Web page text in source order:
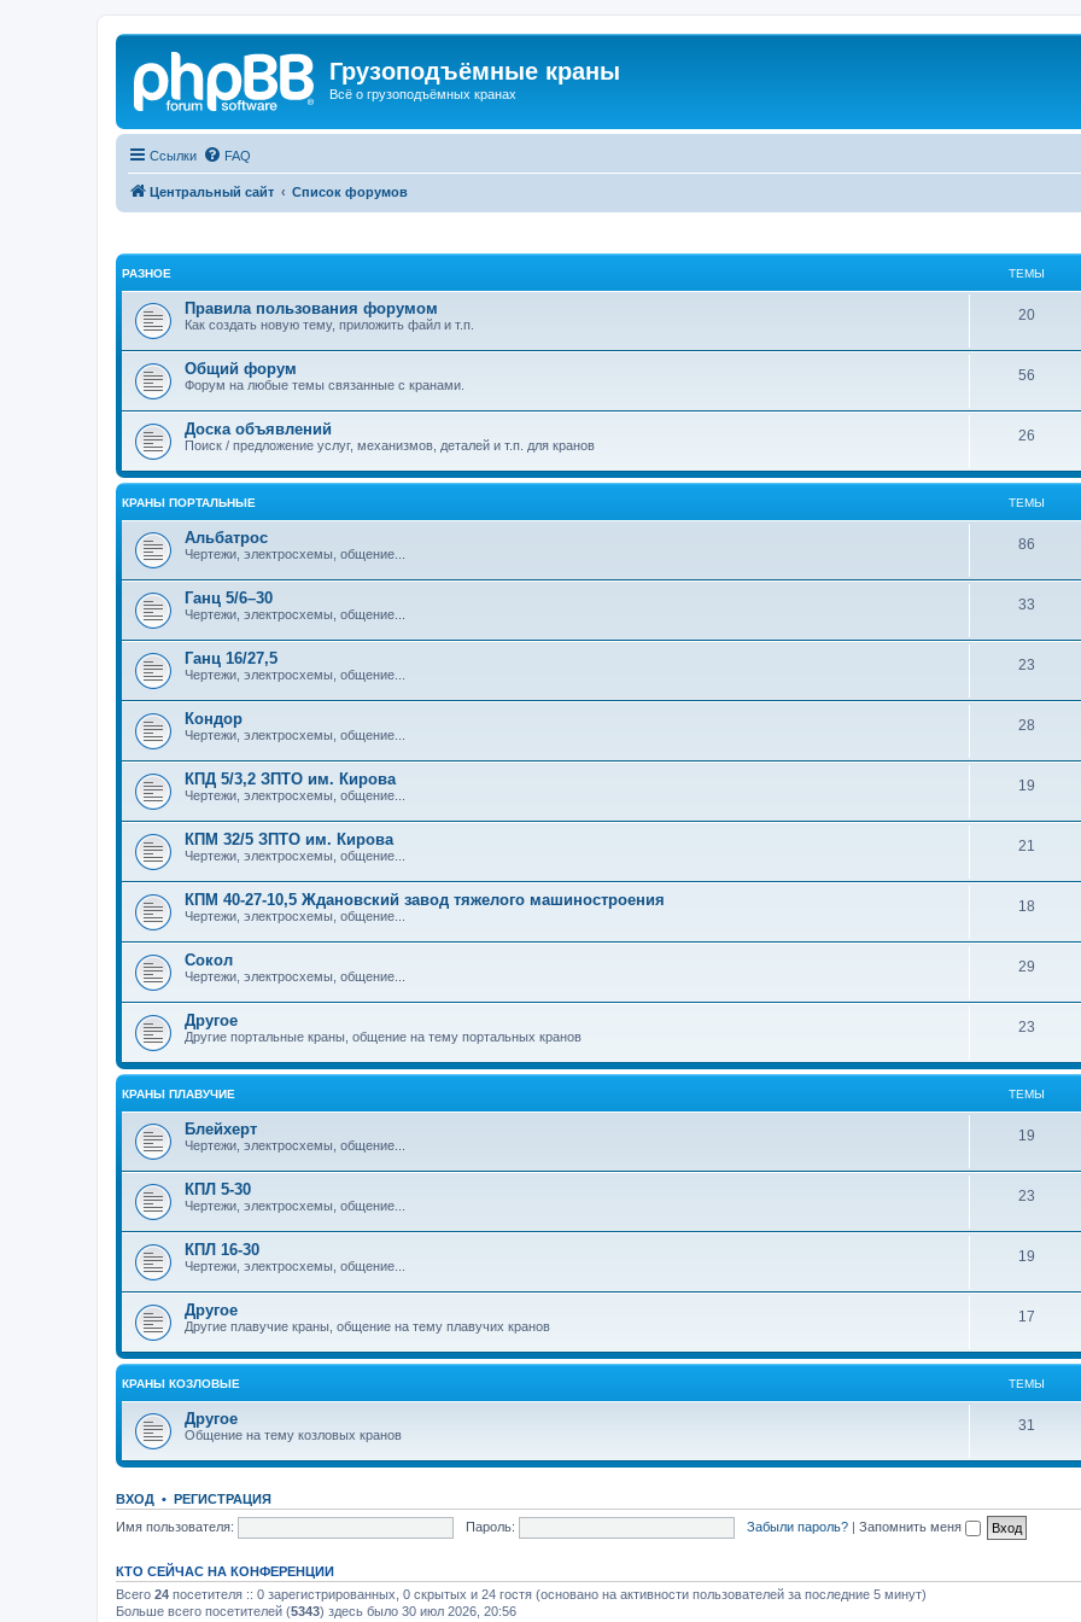
Грузоподъёмные краны
Всё о грузоподъёмных кранах
Ссылки FAQ
Центральный сайт Список форумов
РАЗНОЕ ТЕМЫ
Правила пользования форумом
Как создать новую тему, приложить файл и т.п.
20
Общий форум
Форум на любые темы связанные с кранами.
56
Доска объявлений
Поиск / предложение услуг, механизмов, деталей и т.п. для кранов
26
КРАНЫ ПОРТАЛЬНЫЕ ТЕМЫ
Альбатрос
Чертежи, электросхемы, общение...
86
Ганц 5/6–30
Чертежи, электросхемы, общение...
33
Ганц 16/27,5
Чертежи, электросхемы, общение...
23
Кондор
Чертежи, электросхемы, общение...
28
КПД 5/3,2 ЗПТО им. Кирова
Чертежи, электросхемы, общение...
19
КПМ 32/5 ЗПТО им. Кирова
Чертежи, электросхемы, общение...
21
КПМ 40-27-10,5 Ждановский завод тяжелого машиностроения
Чертежи, электросхемы, общение...
18
Сокол
Чертежи, электросхемы, общение...
29
Другое
Другие портальные краны, общение на тему портальных кранов
23
КРАНЫ ПЛАВУЧИЕ ТЕМЫ
Блейхерт
Чертежи, электросхемы, общение...
19
КПЛ 5-30
Чертежи, электросхемы, общение...
23
КПЛ 16-30
Чертежи, электросхемы, общение...
19
Другое
Другие плавучие краны, общение на тему плавучих кранов
17
КРАНЫ КОЗЛОВЫЕ ТЕМЫ
Другое
Общение на тему козловых кранов
31
ВХОД • РЕГИСТРАЦИЯ
Имя пользователя:
Пароль: Забыли пароль? | Запомнить меня
КТО СЕЙЧАС НА КОНФЕРЕНЦИИ
Всего 24 посетителя :: 0 зарегистрированных, 0 скрытых и 24 гостя (основано на активности пользователей за последние 5 минут)
Больше всего посетителей (5343) здесь было 30 июл 2026, 20:56